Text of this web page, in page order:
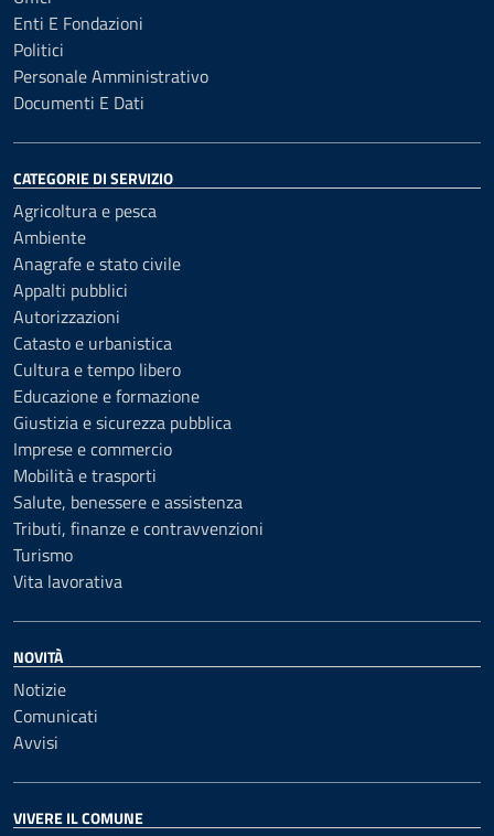
Enti E Fondazioni
Politici
Personale Amministrativo
Documenti E Dati
CATEGORIE DI SERVIZIO
Agricoltura e pesca
Ambiente
Anagrafe e stato civile
Appalti pubblici
Autorizzazioni
Catasto e urbanistica
Cultura e tempo libero
Educazione e formazione
Giustizia e sicurezza pubblica
Imprese e commercio
Mobilità e trasporti
Salute, benessere e assistenza
Tributi, finanze e contravvenzioni
Turismo
Vita lavorativa
NOVITÀ
Notizie
Comunicati
Avvisi
VIVERE IL COMUNE